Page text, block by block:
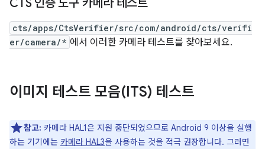
CTS 인증 도구 카메라 테스트
cts/apps/CtsVerifier/src/com/android/cts/verifi
er/camera/* 에서 이러한 카메라 테스트를 찾아보세요.
이미지 테스트 모음(ITS) 테스트
참고: 카메라 HAL1은 지원 중단되었으므로 Android 9 이상을 실행
하는 기기에는 카메라 HAL3을 사용하는 것을 적극 권장합니다. 그러면